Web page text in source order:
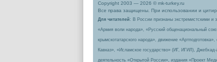
Copyright 2003 — 2026 © mk-turkey.ru
Все права защищены. При использовании и
Для читателей : В России признаны экстремистскими и
«Армия воли народа», «Русский общенациональный
крымскотатарского народа», движение
Кавказ», «Исламское государство» (ИГ, ИГИЛ),
деятельность «Открытой России», издания «Проект